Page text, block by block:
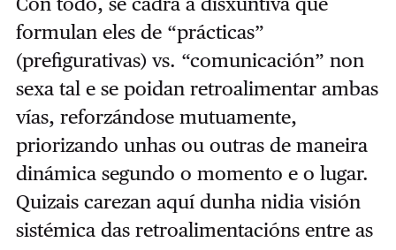
formulan eles de “prácticas”
(prefigurativas) vs. “comunicación” non
sexa tal e se poidan retroalimentar ambas
vías, reforzándose mutuamente,
priorizando unhas ou outras de maneira
dinámica segundo o momento e o lugar.
Quizais carezan aquí dunha nidia visión
sistémica das retroalimentacións entre as